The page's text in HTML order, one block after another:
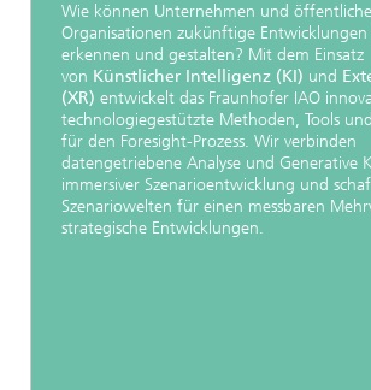
Wie können Unternehmen und öffentliche
Organisationen zukünftige
erkennen und gestalten? Mit dem Einsatz
von Künstlicher Intelligenz (KI) und
(XR) entwickelt das Fraunhofer IAO
technologiegestützte Methoden, Tools
für den Foresight-Prozess. Wir verbinden
datengetriebene Analyse und Generative
immersiver Szenarioentwicklung und
Szenariowelten für einen messbaren
strategische Entwicklungen.